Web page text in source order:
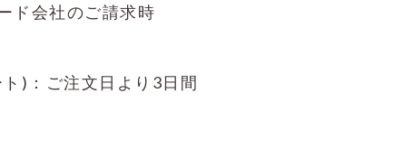
ド会社のご請求時
)：ご注文日より3日間